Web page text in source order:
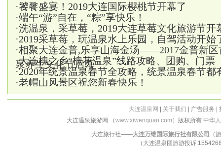
·饕餮盛宴！2019大连国际樱桃节开幕了
·端午“游”自在，“粽”享快乐！
·洗温泉，采草莓，2019大连草莓文化旅游节开
·2019采草莓，玩温泉水上乐园，自驾活动开始
·相聚大连金普,乐享山海金汤——2017金普新区
泉养生文化节启幕
·大连槐之乡“槐花温泉”线路攻略、团购、门票
·2020年统景温泉春节全攻略，统景温泉春节都
·老帽山风景区祝您新春快乐！
大连温泉网 关于我们 | 广告服务 |
大连温泉旅游网 （www.xiwenquan.com ）版权所有 中华
大连旅行社——大连万维国际旅行社有限公司
（
（大连温泉团旅游投诉